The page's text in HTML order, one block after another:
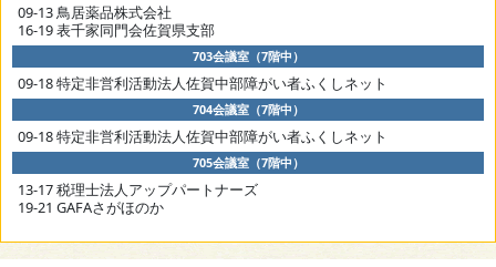
09-13 鳥居薬品株式会社
16-19 表千家同門会佐賀県支部
703会議室（7階中）
09-18 特定非営利活動法人佐賀中部障がい者ふくしネット
704会議室（7階中）
09-18 特定非営利活動法人佐賀中部障がい者ふくしネット
705会議室（7階中）
13-17 税理士法人アップパートナーズ
19-21 GAFAさがほのか